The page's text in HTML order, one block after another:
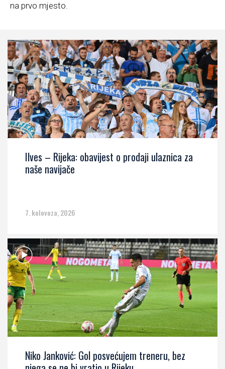
na prvo mjesto.
Ilves – Rijeka: obavijest o prodaji ulaznica za
naše navijače
7. kolovoza, 2026
Niko Janković: Gol posvećujem treneru, bez